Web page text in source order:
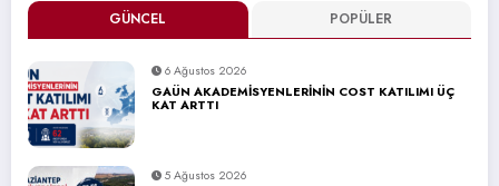
GÜNCEL POPÜLER
6 Ağustos 2026
GAÜN AKADEMİSYENLERİNİN COST KATILIMI ÜÇ
KAT ARTTI
5 Ağustos 2026